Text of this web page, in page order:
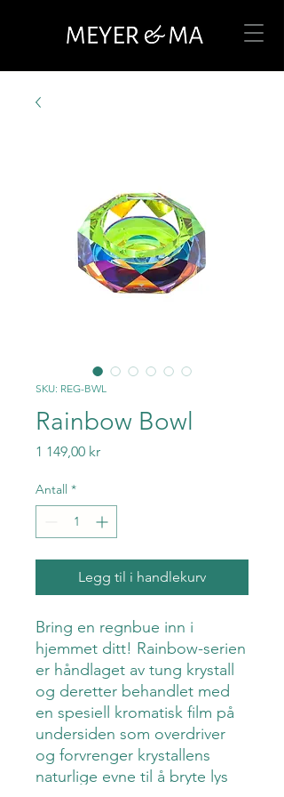
SKU: REG-BWL
Rainbow Bowl
1 149,00 krPris
Antall *
Legg til i handlekurv
Bring en regnbue inn i
hjemmet ditt! Rainbow-serien
er håndlaget av tung krystall
og deretter behandlet med
en spesiell kromatisk film på
undersiden som overdriver
og forvrenger krystallens
naturlige evne til å bryte lys